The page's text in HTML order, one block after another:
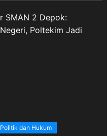
Politik dan Hukum